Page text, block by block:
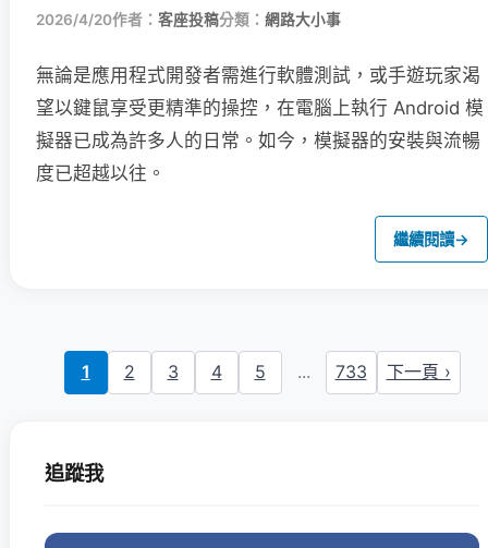
2026/4/20作者： 客座投稿分類： 網路大小事
無論是應用程式開發者需進行軟體測試，或手遊玩家渴
望以鍵鼠享受更精準的操控，在電腦上執行 Android 模
擬器已成為許多人的日常。如今，模擬器的安裝與流暢
度已超越以往。
繼續閱讀→
1 2 3 4 5 ... 733 下一頁 ›
追蹤我